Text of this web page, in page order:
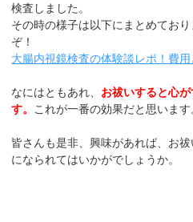
検査しました。
その時の様子は以下にまとめてお
ぞ！
大腸内視鏡検査の体験談レポ！費
なにはともあれ、 お祓いすると心
す。 これが一番の効果だと思います
皆さんも是非、興味があれば、お
になられてはいかがでしょうか。